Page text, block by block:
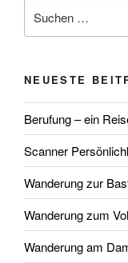
nach:
NEUESTE
Berufung – ein
Scanner
Wanderung zur
Wanderung zum
Wanderung am